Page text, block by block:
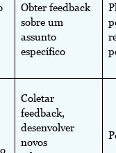
Obter feedback
sobre um
assunto
específico
Coletar
feedback,
desenvolver
novos